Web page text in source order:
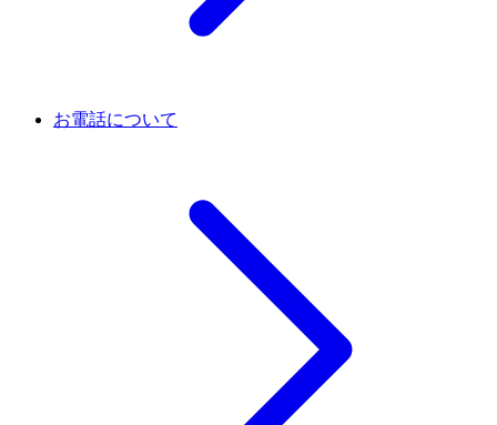
お電話について